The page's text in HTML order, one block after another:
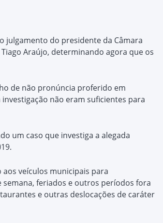
julgamento do presidente da Câmara
Araújo, determinando agora que os
de não pronúncia proferido em
não eram suficientes para
um caso que investiga a alegada
veículos municipais para
semana, feriados e outros períodos fora
e outras deslocações de caráter